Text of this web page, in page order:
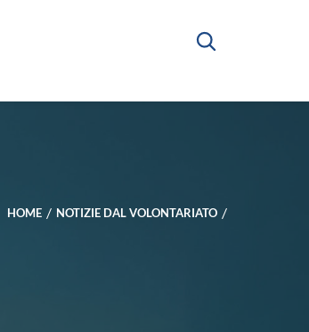
HOME NOTIZIE DAL VOLONTARIATO